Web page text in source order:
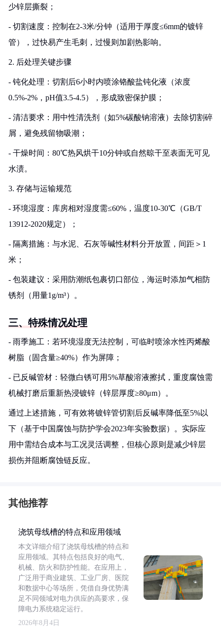
少锌层撕裂；
- 切割速度：控制在2-3米/分钟（适用于厚度≤6mm的镀锌
管），过快易产生毛刺，过慢则加剧热影响。
2. 后处理关键步骤
- 钝化处理：切割后6小时内喷涂铬酸盐钝化液（浓度
0.5%-2%，pH值3.5-4.5），形成致密保护膜；
- 清洁要求：用中性清洗剂（如5%碳酸钠溶液）去除切割碎
屑，避免残留物吸潮；
- 干燥时间：80℃热风烘干10分钟或自然晾干至表面无可见
水渍。
3. 存储与运输规范
- 环境湿度：库房相对湿度需≤60%，温度10-30℃（GB/T
13912-2020规定）；
- 隔离措施：与水泥、石灰等碱性材料分开放置，间距＞1
米；
- 包装建议：采用防潮纸包裹切口部位，海运时添加气相防
锈剂（用量1g/m³）。
三、特殊情况处理
- 雨季施工：若环境湿度无法控制，可临时喷涂水性丙烯酸
树脂（固含量≥40%）作为屏障；
- 已反碱管材：轻微白锈可用5%草酸溶液擦拭，重度腐蚀需
机械打磨后重新热浸镀锌（锌层厚度≥80μm）。
通过上述措施，可有效将镀锌管切割后反碱率降低至5%以
下（基于中国腐蚀与防护学会2023年实验数据）。实际应
用中需结合成本与工况灵活调整，但核心原则是减少锌层
损伤并阻断腐蚀链反应。
其他推荐
浇筑母线槽的特点和应用领域
本文详细介绍了浇筑母线槽的特点和
应用领域。其特点包括良好的电气、
机械、防火和防护性能。在应用上，
广泛用于商业建筑、工业厂房、医院
和数据中心等场所，凭借自身优势满
足不同领域对电力供应的高要求，保
障电力系统稳定运行。
2026年8月4日